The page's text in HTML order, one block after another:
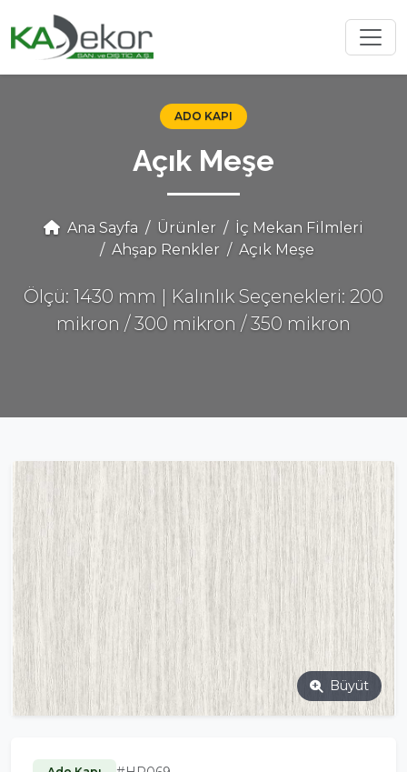
ADO KAPI
Açık Meşe
Ana Sayfa Ürünler
İç Mekan Filmleri
Ahşap Renkler
Açık Meşe
Ölçü: 1430 mm | Kalınlık Seçenekleri: 200
mikron / 300 mikron / 350 mikron
Büyüt